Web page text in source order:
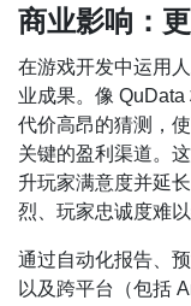
商业影响：
在游戏开发中运用
业成果。像
代价高昂的猜测，
关键的盈利渠道。
升玩家满意度并延
烈、玩家忠诚度难
通过自动化报告、
以及跨平台（包括